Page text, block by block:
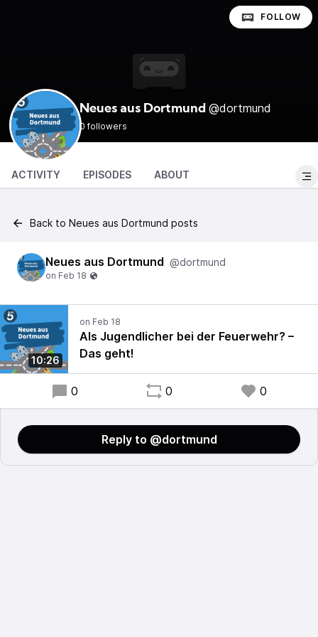
Neues aus Dortmund @dortmund
0 followers
FOLLOW
ACTIVITY EPISODES ABOUT
Back to Neues aus Dortmund posts
Neues aus Dortmund @dortmund
10:26
Als Jugendlicher bei der Feuerwehr? –
Das geht!
0 0 0
Reply to @dortmund